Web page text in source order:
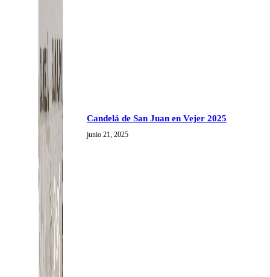
Candelá de San Juan en Vejer 2025
junio 21, 2025